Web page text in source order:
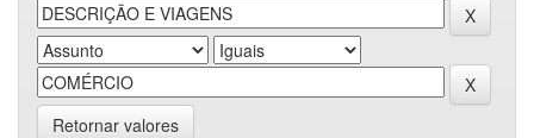
Retornar valores